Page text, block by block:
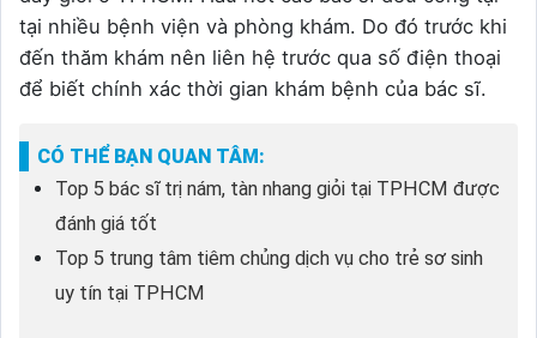
tại nhiều bệnh viện và phòng khám. Do đó trước khi
đến thăm khám nên liên hệ trước qua số điện thoại
để biết chính xác thời gian khám bệnh của bác sĩ.
CÓ THỂ BẠN QUAN TÂM:
Top 5 bác sĩ trị nám, tàn nhang giỏi tại TPHCM được
đánh giá tốt
Top 5 trung tâm tiêm chủng dịch vụ cho trẻ sơ sinh
uy tín tại TPHCM